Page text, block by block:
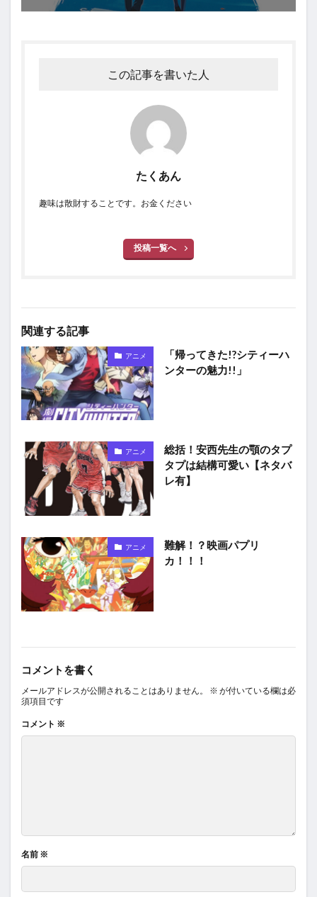
この記事を書いた人
たくあん
趣味は散財することです。お金ください
投稿一覧へ
関連する記事
アニメ
「帰ってきた!?シティーハ
ンターの魅力!!」
アニメ
総括！安西先生の顎のタプ
タプは結構可愛い【ネタバ
レ有】
アニメ
難解！？映画パプリ
カ！！！
コメントを書く
メールアドレスが公開されることはありません。 ※ が付いている欄は必
須項目です
コメント ※
名前 ※